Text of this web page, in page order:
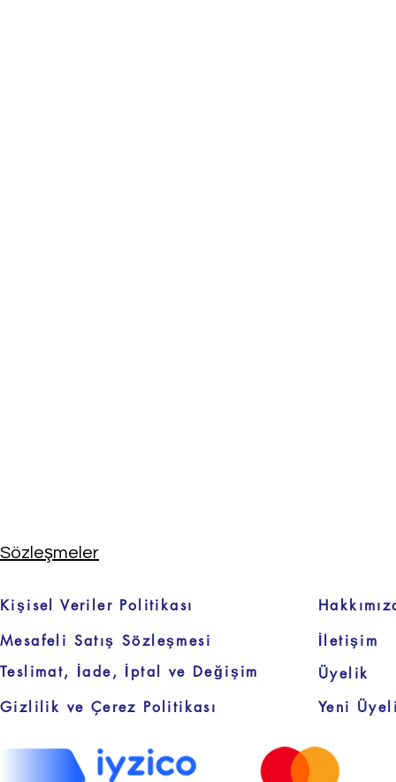
Sözleşmeler
Kişisel Veriler Politikası
Mesafeli Satış Sözleşmesi
Teslimat, İade, İptal ve Değişim
Gizlilik ve Çerez Politikası
İletişim
Üyelik
Yeni